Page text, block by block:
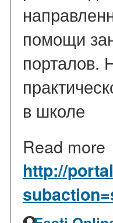
помощи
порталов.
в школе
Read more
http://